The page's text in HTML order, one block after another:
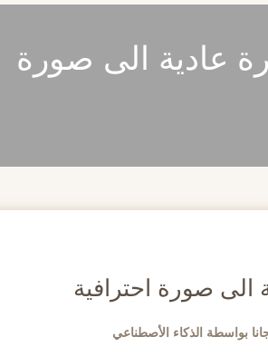
عادية الى صورة
صورة احترافية
بواسطة الذكاء الأصطناعي